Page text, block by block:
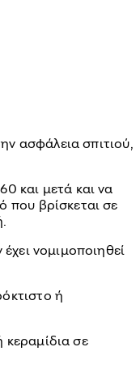
ασφάλεια σπιτιού,
και μετά και να
που βρίσκεται σε
έχει νομιμοποιηθεί
ή
κεραμίδια σε